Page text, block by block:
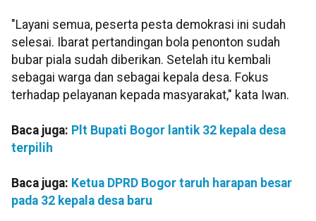
"Layani semua, peserta pesta demokrasi ini sudah
selesai. Ibarat pertandingan bola penonton sudah
bubar piala sudah diberikan. Setelah itu kembali
sebagai warga dan sebagai kepala desa. Fokus
terhadap pelayanan kepada masyarakat," kata Iwan.
Baca juga: Plt Bupati Bogor lantik 32 kepala desa
terpilih
Baca juga: Ketua DPRD Bogor taruh harapan besar
pada 32 kepala desa baru